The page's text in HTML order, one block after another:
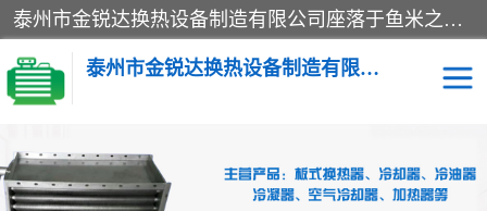
泰州市金锐达换热设备制造有限公司座落于鱼米之乡、祥泰之州一江苏泰州。是一家多年从事换热设备研究、设计、制造、销售、服务于一体的生产企业。
泰州市金锐达换热设备制造有限公司
冷却器 换热器